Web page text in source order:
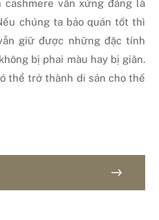
vẫn xứng đáng là
chúng ta bảo quản tốt thì
giữ được những đặc tính
bị phai màu hay bị giãn.
thể trở thành di sản cho thế